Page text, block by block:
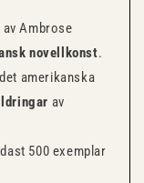
av Ambrose
novellkonst.
amerikanska
av
500 exemplar